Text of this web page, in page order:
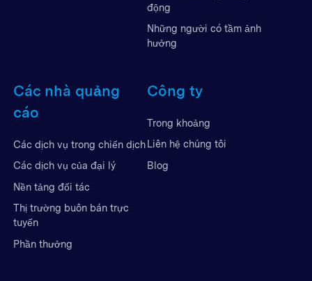
động
Những người có tầm ảnh
hưởng
Các nhà quảng
cáo
Các dịch vụ trong chiến dịch
Các dịch vụ của đại lý
Nền tảng đối tác
Thị trường buôn bán trực
tuyến
Phần thưởng
Công ty
Trong khoảng
Liên hệ chúng tôi
Blog